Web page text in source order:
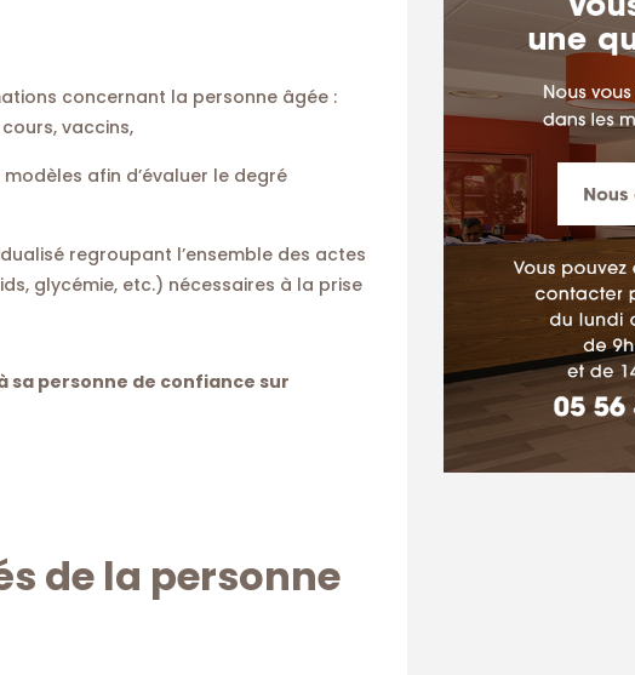
concernant la personne âgée :
vaccins,
afin d’évaluer le degré
regroupant l’ensemble des actes
glycémie, etc.) nécessaires à la prise
sa personne de confiance sur
de la personne